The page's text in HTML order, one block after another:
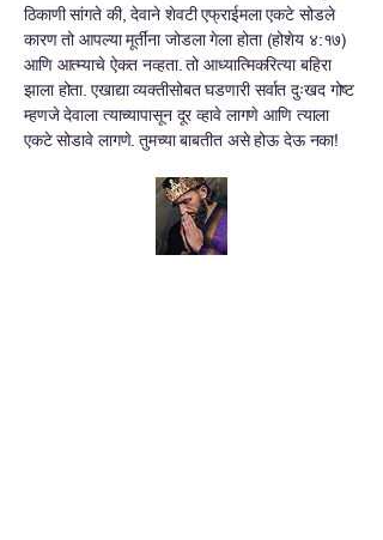
ठिकाणी सांगते की, देवाने शेवटी एफ्राईमला एकटे सोडले
कारण तो आपल्या मूर्तींना जोडला गेला होता (होशेय ४:१७)
आणि आत्म्याचे ऐकत नव्हता. तो आध्यात्मिकरित्या बहिरा
झाला होता. एखाद्या व्यक्तीसोबत घडणारी सर्वात दुःखद गोष्ट
म्हणजे देवाला त्याच्यापासून दूर व्हावे लागणे आणि त्याला
एकटे सोडावे लागणे. तुमच्या बाबतीत असे होऊ देऊ नका!